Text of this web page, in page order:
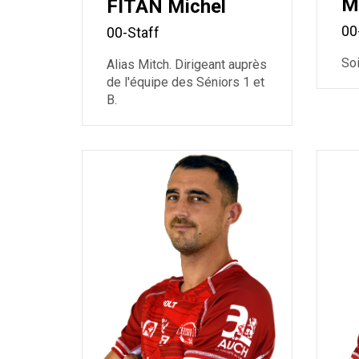
FITAN Michel
00-Staff
Alias Mitch. Dirigeant auprès
de l'équipe des Séniors 1 et
B.